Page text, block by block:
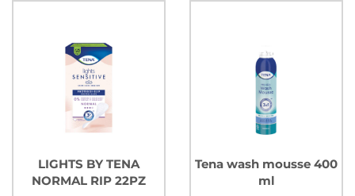
LIGHTS BY TENA
NORMAL RIP 22PZ
Tena wash mousse 400
ml